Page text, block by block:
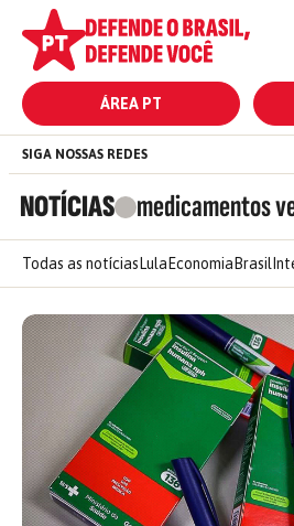
ÁREA PT
NOTÍCIAS medicamentos
SIGA NOSSAS REDES
Todas as notícias Lula Economia Brasil